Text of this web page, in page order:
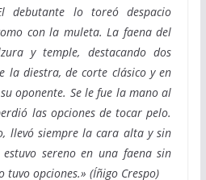
debutante lo toreó despacio
con la muleta. La faena del
y temple, destacando dos
la diestra, de corte clásico y en
oponente. Se le fue la mano al
las opciones de tocar pelo.
llevó siempre la cara alta y sin
estuvo sereno en una faena sin
opciones.» (Íñigo Crespo)